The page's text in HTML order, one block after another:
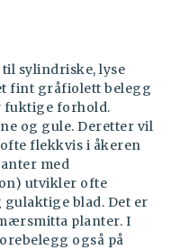
sylindriske, lyse
fint gråfiolett belegg
fuktige forhold.
og gule. Deretter vil
flekkvis i åkeren
med
utvikler ofte
blad. Det er
planter. I
også på